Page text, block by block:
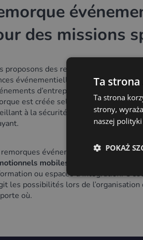
des missions
proposons des remorques
événementielles ainsi que pour
d’entreprise, culturels et
est créée selon les normes de
à la sécurité, à la facilité
événementielles sont
mobiles,
ou espaces d’intégration.
les possibilités lors de l’organisation
où.
Ta
Ta strona
strony,
naszej
POKAŻ